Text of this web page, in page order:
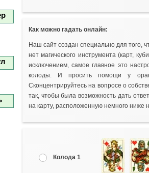
Как можно гадать онлайн:
Наш сайт создан специально для того,
нет магического инструмента (карт,
исключением, самое главное это
колоды. И просить помощи у
Сконцентрируйтесь на вопросе о
так, чтобы была возможность дать
на карту, расположенную немного ниже
Колода 1